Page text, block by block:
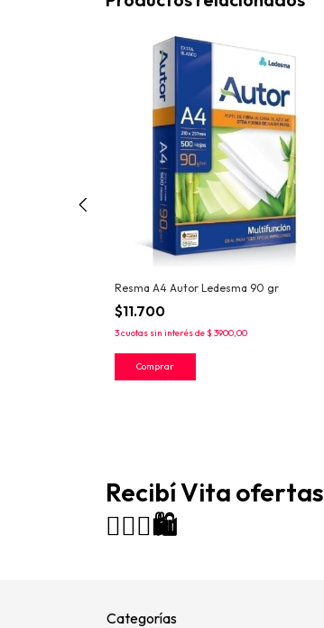
Resma A4 Autor Ledesma 90 gr
$11.700
3cuotas sin interés de$ 3900,00
Recibí Vita ofertas
🙋🏻‍♀️🛍️
Categorías